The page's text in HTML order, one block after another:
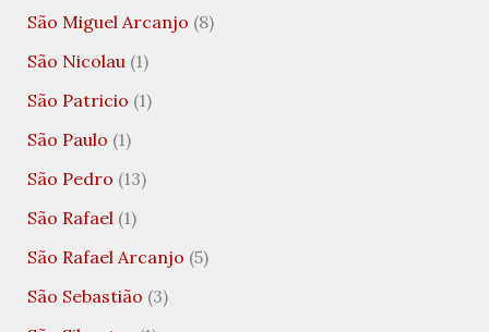
São Miguel Arcanjo (8)
São Nicolau(1)
São Patricio (1)
São Paulo (1)
São Pedro (13)
São Rafael(1)
São Rafael Arcanjo (5)
São Sebastião (3)